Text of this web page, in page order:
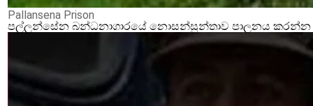
Pallansena Prison
පල්ලන්සේන බන්ධනාගාරයේ නොසන්සුන්තාව පාලනය කරන්න